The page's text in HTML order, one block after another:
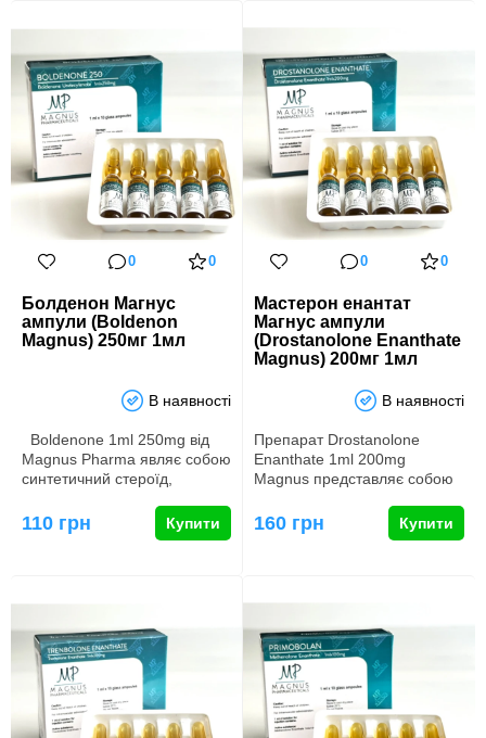
0 0
Болденон Магнус
ампули (Boldenon
Magnus) 250мг 1мл
В наявності
Boldenone 1ml 250mg від
Magnus Pharma являє собою
синтетичний стероїд,
110 грн Купити
0 0
Мастерон енантат
Магнус ампули
(Drostanolone Enanthate
Magnus) 200мг 1мл
В наявності
Препарат Drostanolone
Enanthate 1ml 200mg
Magnus представляє собою
анаболічним ефе…
160 грн Купити